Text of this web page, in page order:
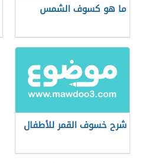
ما هو كسوف الشمس
شرح خسوف القمر للأطفال